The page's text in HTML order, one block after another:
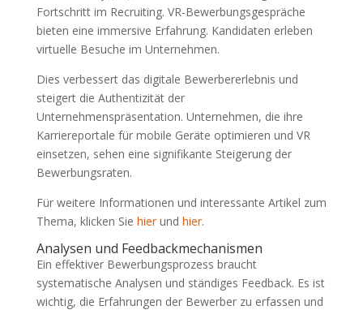
Fortschritt im Recruiting. VR-Bewerbungsgespräche
bieten eine immersive Erfahrung. Kandidaten erleben
virtuelle Besuche im Unternehmen.
Dies verbessert das digitale Bewerbererlebnis und
steigert die Authentizität der
Unternehmenspräsentation. Unternehmen, die ihre
Karriereportale für mobile Geräte optimieren und VR
einsetzen, sehen eine signifikante Steigerung der
Bewerbungsraten.
Für weitere Informationen und interessante Artikel zum
Thema, klicken Sie hierund hier.
Analysen und Feedbackmechanismen
Ein effektiver Bewerbungsprozess braucht
systematische Analysen und ständiges Feedback. Es ist
wichtig, die Erfahrungen der Bewerber zu erfassen und